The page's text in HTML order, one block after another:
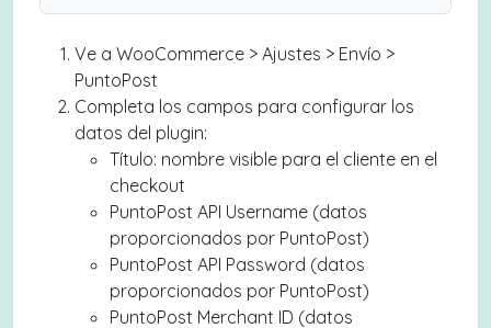
Ve a WooCommerce > Ajustes > Envío >
PuntoPost
Completa los campos para configurar los
datos del plugin:
Título: nombre visible para el cliente en el
checkout
PuntoPost API Username (datos
proporcionados por PuntoPost)
PuntoPost API Password (datos
proporcionados por PuntoPost)
PuntoPost Merchant ID (datos